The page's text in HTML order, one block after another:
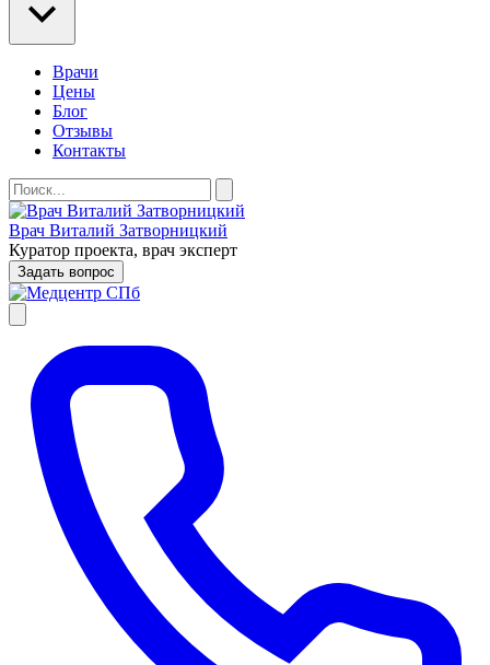
Врачи
Цены
Блог
Отзывы
Контакты
Врач Виталий Затворницкий
Куратор проекта, врач эксперт
Задать вопрос